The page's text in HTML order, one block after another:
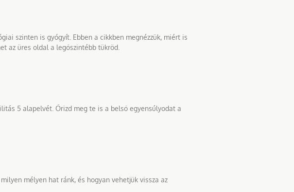
szinten is gyógyít. Ebben a cikkben megnézzük, miért is
az üres oldal a legőszintébb tükröd.
5 alapelvét. Őrizd meg te is a belső egyensúlyodat a
mélyen hat ránk, és hogyan vehetjük vissza az